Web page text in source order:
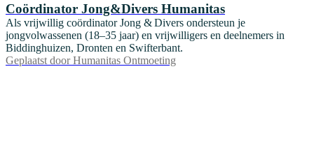
Coördinator Jong&Divers Humanitas
Als vrijwillig coördinator Jong & Divers ondersteun je
jongvolwassenen (18–35 jaar) en vrijwilligers en deelnemers in
Biddinghuizen, Dronten en Swifterbant.
Geplaatst door Humanitas Ontmoeting